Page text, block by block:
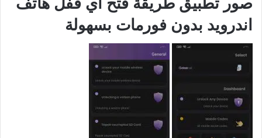
اندرويد بدون فورمات بسهولة